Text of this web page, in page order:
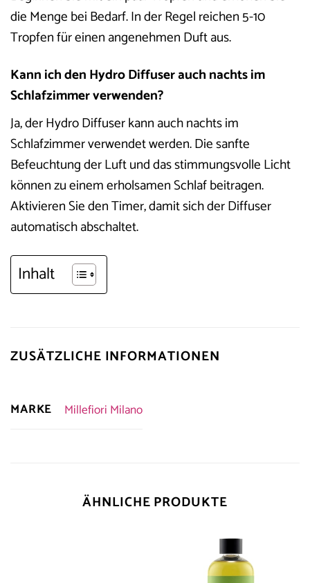
die Menge bei Bedarf. In der Regel reichen 5-10
Tropfen für einen angenehmen Duft aus.
Kann ich den Hydro Diffuser auch nachts im
Schlafzimmer verwenden?
Ja, der Hydro Diffuser kann auch nachts im
Schlafzimmer verwendet werden. Die sanfte
Befeuchtung der Luft und das stimmungsvolle Licht
können zu einem erholsamen Schlaf beitragen.
Aktivieren Sie den Timer, damit sich der Diffuser
automatisch abschaltet.
Inhalt
ZUSÄTZLICHE INFORMATIONEN
MARKE Millefiori Milano
ÄHNLICHE PRODUKTE